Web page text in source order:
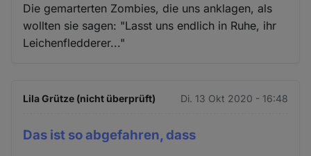
Die gemarterten Zombies, die uns anklagen, als
wollten sie sagen: "Lasst uns endlich in Ruhe, ihr
Leichenfledderer..."
Lila Grütze (nicht überprüft) Di. 13 Okt 2020 - 16:48
Das ist so abgefahren, dass